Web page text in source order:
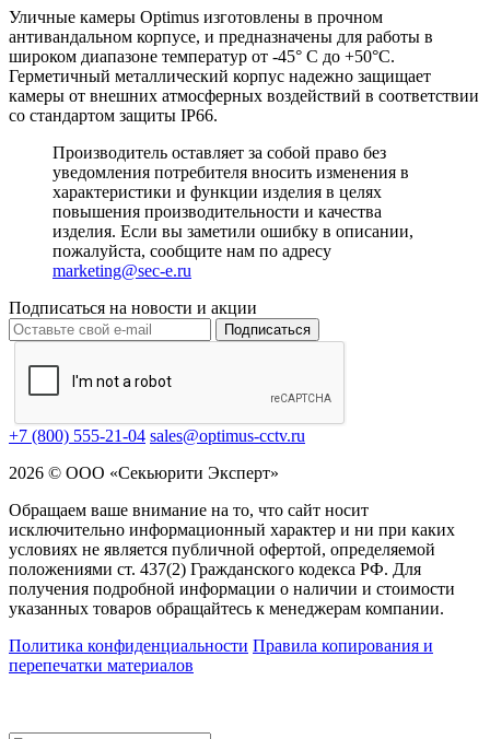
Уличные камеры Optimus изготовлены в прочном
антивандальном корпусе, и предназначены для работы в
широком диапазоне температур от -45° C до +50°C.
Герметичный металлический корпус надежно защищает
камеры от внешних атмосферных воздействий в соответствии
со стандартом защиты IP66.
Производитель оставляет за собой право без
уведомления потребителя вносить изменения в
характеристики и функции изделия в целях
повышения производительности и качества
изделия. Если вы заметили ошибку в описании,
пожалуйста, сообщите нам по адресу
marketing@sec-e.ru
Подписаться на новости и акции
Подписаться
+7 (800) 555-21-04 sales@optimus-cctv.ru
2026 © ООО «Секьюрити Эксперт»
Обращаем ваше внимание на то, что сайт носит
исключительно информационный характер и ни при каких
условиях не является публичной офертой, определяемой
положениями ст. 437(2) Гражданского кодекса РФ. Для
получения подробной информации о наличии и стоимости
указанных товаров обращайтесь к менеджерам компании.
Политика конфиденциальности Правила копирования и
перепечатки материалов